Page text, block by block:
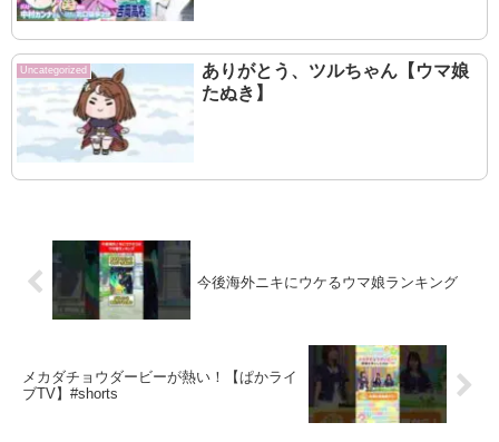
Uncategorized
ありがとう、ツルちゃん【ウマ娘
たぬき】
今後海外ニキにウケるウマ娘ランキング
メカダチョウダービーが熱い！【ぱかライ
ブTV】#shorts